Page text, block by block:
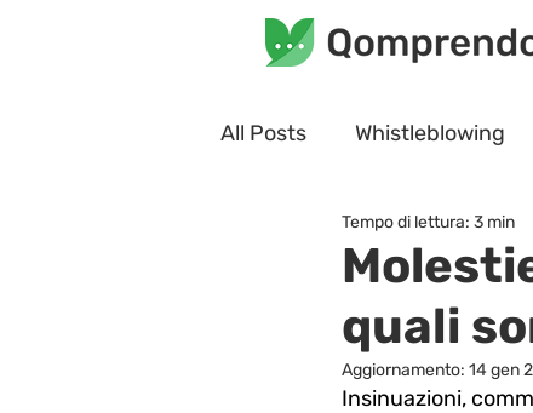
All Posts Whistleblowing
quali
Tempo di lettura: 3 min
Aggiornamento: 14 gen
Insinuazioni,